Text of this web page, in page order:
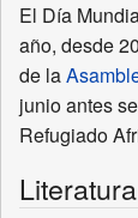
El Día
año, desde
de la
junio antes
Refugiado
Literatura